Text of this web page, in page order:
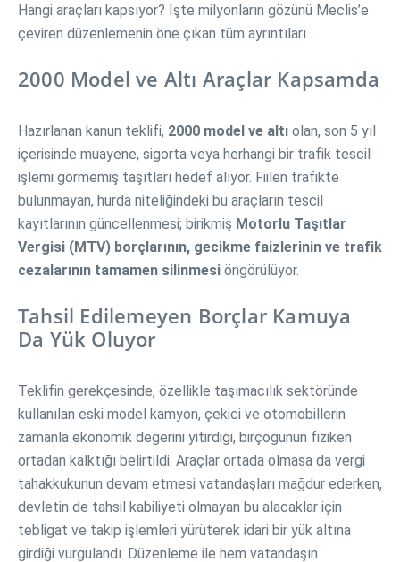
Hangi araçları kapsıyor? İşte milyonların gözünü Meclis’e
çeviren düzenlemenin öne çıkan tüm ayrıntıları…
2000 Model ve Altı Araçlar Kapsamda
Hazırlanan kanun teklifi, 2000 model ve altı olan, son 5 yıl
içerisinde muayene, sigorta veya herhangi bir trafik tescil
işlemi görmemiş taşıtları hedef alıyor. Fiilen trafikte
bulunmayan, hurda niteliğindeki bu araçların tescil
kayıtlarının güncellenmesi; birikmiş Motorlu Taşıtlar
Vergisi (MTV) borçlarının, gecikme faizlerinin ve trafik
cezalarının tamamen silinmesi öngörülüyor.
Tahsil Edilemeyen Borçlar Kamuya
Da Yük Oluyor
Teklifin gerekçesinde, özellikle taşımacılık sektöründe
kullanılan eski model kamyon, çekici ve otomobillerin
zamanla ekonomik değerini yitirdiği, birçoğunun fiziken
ortadan kalktığı belirtildi. Araçlar ortada olmasa da vergi
tahakkukunun devam etmesi vatandaşları mağdur ederken,
devletin de tahsil kabiliyeti olmayan bu alacaklar için
tebligat ve takip işlemleri yürüterek idari bir yük altına
girdiği vurgulandı. Düzenleme ile hem vatandaşın